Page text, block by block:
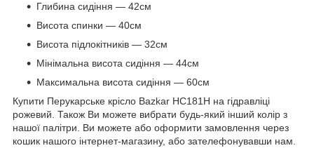
Глибина сидіння — 42см
Висота спинки — 40см
Висота підлокітників — 32см
Мінімальна висота сидіння — 44см
Максимальна висота сидіння — 60см
Купити Перукарське крісло Bazkar HC181H на гідравліці
рожевий. Також Ви можете вибрати будь-який інший колір з
нашої палітри. Ви можете або оформити замовлення через
кошик нашого інтернет-магазину, або зателефонувавши нам.